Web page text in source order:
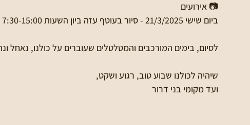
📷 אירועים
ביום שישי 21/3/2025 - סיור בעוטף עזה ביון השעות 7:30-15:00 - פרטים בקבוצת הודעות כלליות.
לסיום, בימים המורכבים והמטלטלים שעוברים על כולנו, נאחל
שיהיה לכולנו שבוע טוב, רגוע ושקט,
ועד מקומי בני דרור